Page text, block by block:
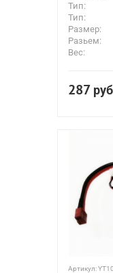
Тип:
Тип:
Размер:
Разьем:
Вес:
287 руб
Артикул: